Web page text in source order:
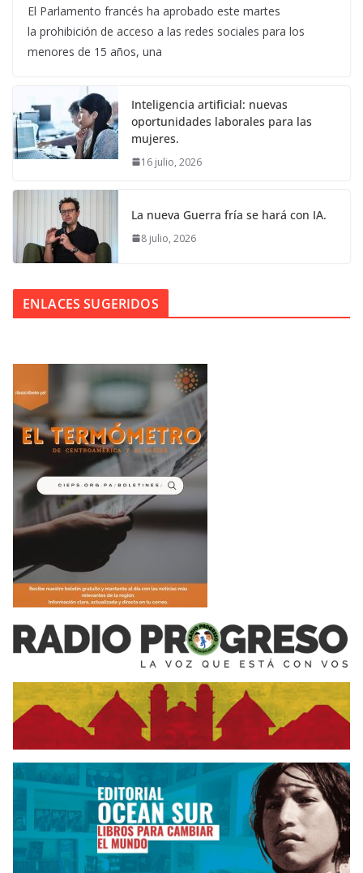
El Parlamento francés ha aprobado este martes
la prohibición de acceso a las redes sociales para los
menores de 15 años, una
Inteligencia artificial: nuevas
oportunidades laborales para las
mujeres.
16 julio, 2026
La nueva Guerra fría se hará con IA.
8 julio, 2026
ENLACES SUGERIDOS